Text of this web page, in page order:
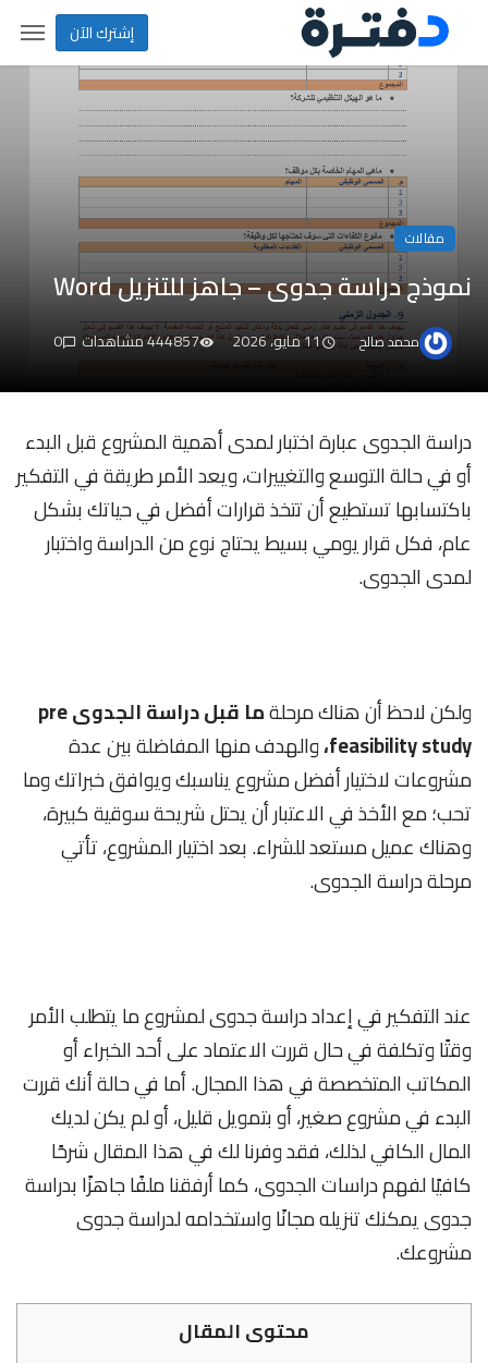
إشترك الآن
مقالات
نموذج دراسة جدوى – جاهز للتنزيل Word
محمد صالح 11 مايو، 2026 444857 مشاهدات 0
دراسة الجدوى عبارة اختبار لمدى أهمية المشروع قبل البدء
أو في حالة التوسع والتغييرات، ويعد الأمر طريقة في التفكير
باكتسابها تستطيع أن تتخذ قرارات أفضل في حياتك بشكل
عام، فكل قرار يومي بسيط يحتاج نوع من الدراسة واختبار
لمدى الجدوى.
ولكن لاحظ أن هناك مرحلة
ما قبل دراسة الجدوى pre
feasibility study، والهدف منها المفاضلة بين عدة
مشروعات لاختيار أفضل مشروع يناسبك ويوافق خبراتك وما
تحب؛ مع الأخذ في الاعتبار أن يحتل شريحة سوقية كبيرة،
وهناك عميل مستعد للشراء. بعد اختيار المشروع، تأتي
مرحلة دراسة الجدوى.
عند التفكير في إعداد دراسة جدوى لمشروع ما يتطلب الأمر
وقتًا وتكلفة في حال قررت الاعتماد على أحد الخبراء أو
المكاتب المتخصصة في هذا المجال. أما في حالة أنك قررت
البدء في مشروع صغير، أو بتمويل قليل، أو لم يكن لديك
المال الكافي لذلك، فقد وفرنا لك في هذا المقال شرحًا
كافيًا لفهم دراسات الجدوى، كما أرفقنا ملفًا جاهزًا بدراسة
جدوى يمكنك تنزيله مجانًا واستخدامه لدراسة جدوى
مشروعك.
محتوى المقال